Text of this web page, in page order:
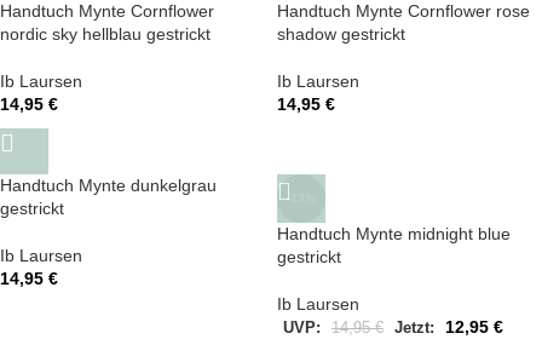
Handtuch Mynte Cornflower
nordic sky hellblau gestrickt
Ib Laursen
14,95 €
Handtuch Mynte Cornflower rose
shadow gestrickt
Ib Laursen
14,95 €
Handtuch Mynte dunkelgrau
gestrickt
Ib Laursen
14,95 €
-13%
Handtuch Mynte midnight blue
gestrickt
Ib Laursen
UVP: 14,95€ Jetzt: 12,95 €